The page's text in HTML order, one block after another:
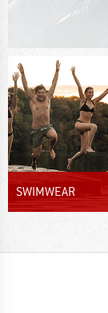
SWIMWEAR